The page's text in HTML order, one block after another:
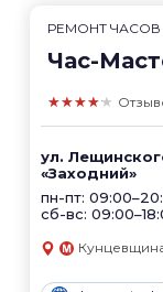
РЕМОНТ ЧАСОВ
Час-
★★★★★
ул.
«Заходний»
пн-пт:
сб-вс: